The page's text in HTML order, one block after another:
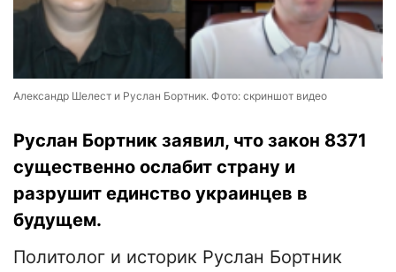
Александр Шелест и Руслан Бортник. Фото: скриншот видео
Руслан Бортник заявил, что закон 8371
существенно ослабит страну и
разрушит единство украинцев в
будущем.
Политолог и историк Руслан Бортник